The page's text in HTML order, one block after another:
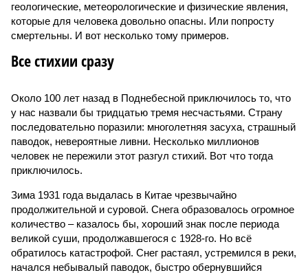
геологические, метеорологические и физические явления,
которые для человека довольно опасны. Или попросту
смертельны. И вот несколько тому примеров.
Все стихии сразу
Около 100 лет назад в Поднебесной приключилось то, что
у нас назвали бы тридцатью тремя несчастьями. Страну
последовательно поразили: многолетняя засуха, страшный
паводок, невероятные ливни. Несколько миллионов
человек не пережили этот разгул стихий. Вот что тогда
приключилось.
Зима 1931 года выдалась в Китае чрезвычайно
продолжительной и суровой. Снега образовалось огромное
количество – казалось бы, хороший знак после периода
великой суши, продолжавшегося с 1928-го. Но всё
обратилось катастрофой. Снег растаял, устремился в реки,
начался небывалый паводок, быстро обернувшийся